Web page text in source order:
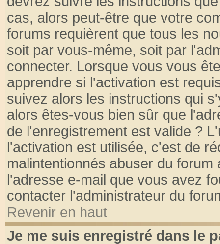
cas, alors peut-être que votre
forums requièrent que tous les
soit par vous-même, soit par
connecter. Lorsque vous vous
apprendre si l'activation est
suivez alors les instructions qui
alors êtes-vous bien sûr que
de l'enregistrement est valide ?
l'activation est utilisée, c'est de
malintentionnés abuser du
l'adresse e-mail que vous avez
contacter l'administrateur du
Revenir en haut
Je me suis enregistré dans le